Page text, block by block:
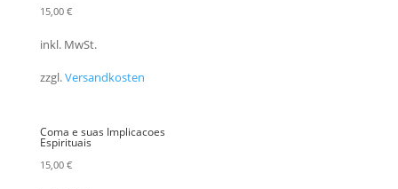
15,00 €
inkl. MwSt.
zzgl.Versandkosten
Coma e suas Implicacoes
Espirituais
15,00 €